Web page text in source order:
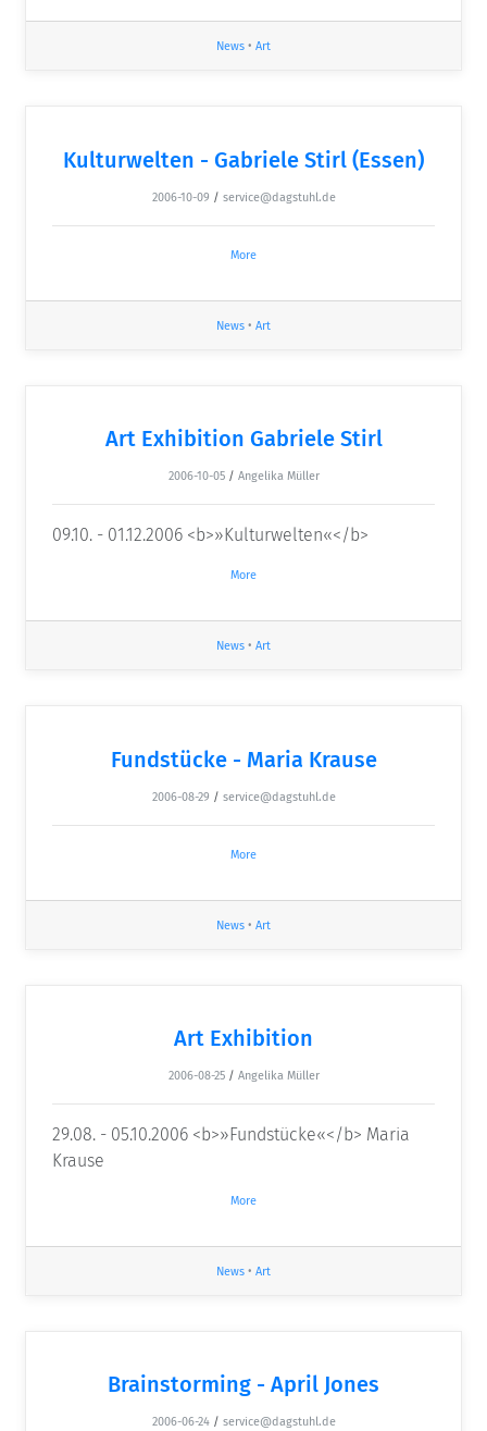
News • Art
Kulturwelten - Gabriele Stirl (Essen)
2006-10-09 / service@dagstuhl.de
More
News • Art
Art Exhibition Gabriele Stirl
2006-10-05 / Angelika Müller
09.10. - 01.12.2006 <b>»Kulturwelten«</b>
More
News • Art
Fundstücke - Maria Krause
2006-08-29 / service@dagstuhl.de
More
News • Art
Art Exhibition
2006-08-25 / Angelika Müller
29.08. - 05.10.2006 <b>»Fundstücke«</b> Maria
Krause
More
News • Art
Brainstorming - April Jones
2006-06-24 / service@dagstuhl.de